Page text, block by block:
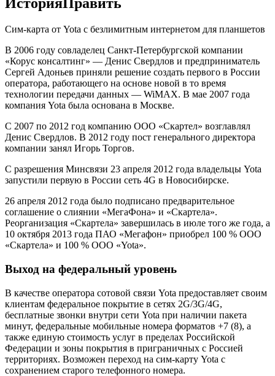
Сим-карта от Yota с безлимитным интернетом для планшетов
В 2006 году совладелец Санкт-Петербургской компании
«Корус консалтинг» — Денис Свердлов и предприниматель
Сергей Адоньев приняли решение создать первого в России
оператора, работающего на основе новой в то время
технологии передачи данных — WiMAX. В мае 2007 года
компания Yota была основана в Москве.
С 2007 по 2012 год компанию ООО «Скартел» возглавлял
Денис Свердлов. В 2012 году пост генерального директора
компании занял Игорь Торгов.
С разрешения Минсвязи 23 апреля 2012 года владельцы Yota
запустили первую в России сеть 4G в Новосибирске.
26 апреля 2012 года было подписано предварительное
соглашение о слиянии «МегаФона» и «Скартела».
Реорганизация «Скартела» завершилась в июле того же года, а
10 октября 2013 года ПАО «Мегафон» приобрел 100 % ООО
«Скартела» и 100 % ООО «Yota».
Выход на федеральный уровень
В качестве оператора сотовой связи Yota предоставляет своим
клиентам федеральное покрытие в сетях 2G/3G/4G,
бесплатные звонки внутри сети Yota при наличии пакета
минут, федеральные мобильные номера форматов +7 (8), а
также единую стоимость услуг в пределах Российской
Федерации и зоны покрытия в приграничных с Россией
территориях. Возможен переход на сим-карту Yota с
сохранением старого телефонного номера.